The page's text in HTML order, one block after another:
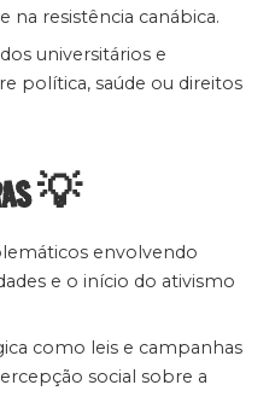
na resistência canábica.
universitários e
política, saúde ou direitos
💡
envolvendo
e o início do ativismo
como leis e campanhas
social sobre a